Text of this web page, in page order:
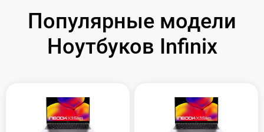
Популярные модели
Ноутбуков Infinix